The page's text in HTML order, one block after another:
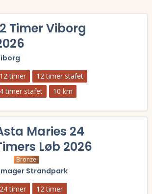
Timer Viborg
12 timer
12 timer stafet
4 timer stafet
10 km
Maries 24
Løb 2026
Bronze
Strandpark
24 timer
12 timer